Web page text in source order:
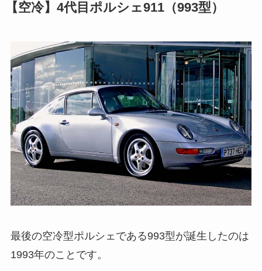
【空冷】4代目ポルシェ911（993型）
最後の空冷型ポルシェである993型が誕生したのは
1993年のことです。